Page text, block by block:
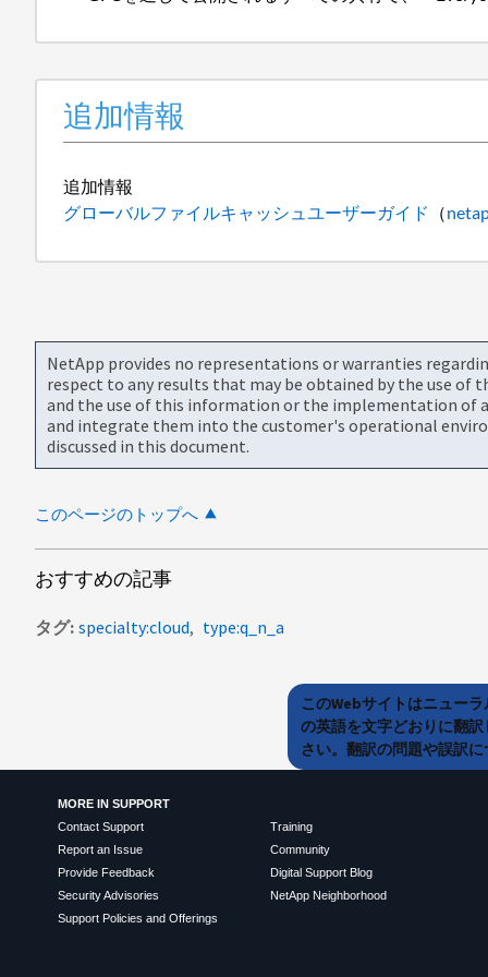
追加情報
追加情報
グローバルファイルキャッシュユーザーガイド
（
NetApp provides no representations or warranties
respect to any results that may be obtained by the use of
and the use of this information or the implementation of
and integrate them into the customer's operational
discussed in this document.
このページのトップへ
おすすめの記事
タグ specialty:cloud type:q_n_a
このWebサイトはニュー
の英語を文字どおりに翻
さい。翻訳の問題や誤訳
MORE IN SUPPORT
Contact Support
Report an Issue
Provide Feedback
Security Advisories
Support Policies and Offerings
Training
Community
Digital Support Blog
NetApp Neighborhood